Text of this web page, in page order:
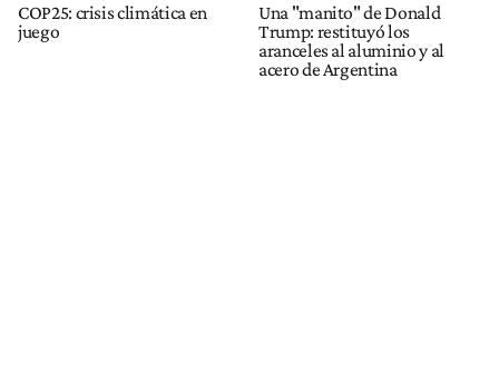
COP25: crisis climática en
juego
Una "manito" de Donald
Trump: restituyó los
aranceles al aluminio y al
acero de Argentina